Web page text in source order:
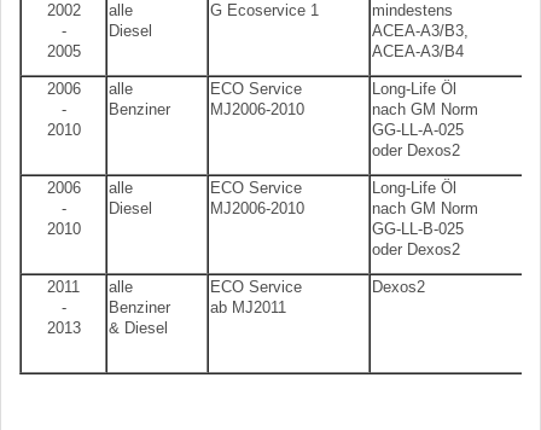
2002
-
2005
alle
Diesel
G Ecoservice 1
mindestens
ACEA-A3/B3,
ACEA-A3/B4
2006
-
2010
alle
Benziner
ECO Service
MJ2006-2010
Long-Life Öl
nach GM Norm
GG-LL-A-025
oder Dexos2
2006
-
2010
alle
Diesel
ECO Service
MJ2006-2010
Long-Life Öl
nach GM Norm
GG-LL-B-025
oder Dexos2
2011
-
2013
alle
Benziner
& Diesel
ECO Service
ab MJ2011
Dexos2